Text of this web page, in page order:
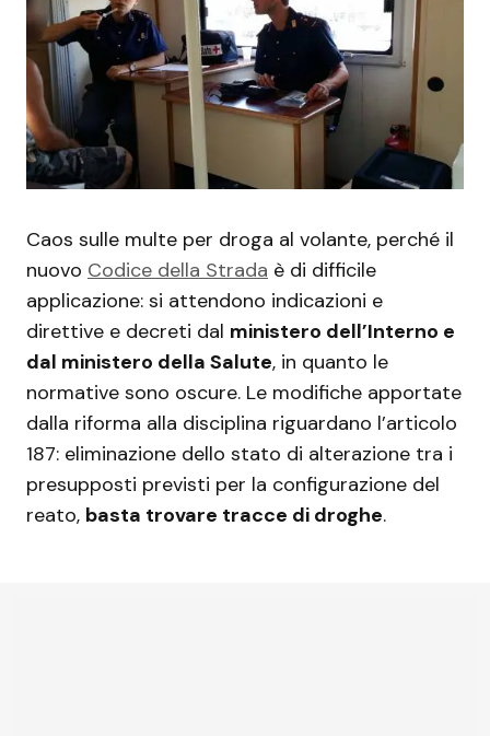
Caos sulle multe per droga al volante, perché il
nuovo Codice della Strada è di difficile
applicazione: si attendono indicazioni e
direttive e decreti dal ministero dell’Interno e
dal ministero della Salute, in quanto le
normative sono oscure. Le modifiche apportate
dalla riforma alla disciplina riguardano l’articolo
187: eliminazione dello stato di alterazione tra i
presupposti previsti per la configurazione del
reato, basta trovare tracce di droghe.